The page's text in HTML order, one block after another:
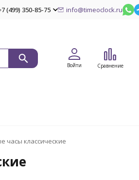
(499) 350-85-75 info@timeoclock.ru
Войти Сравнение
часы классические